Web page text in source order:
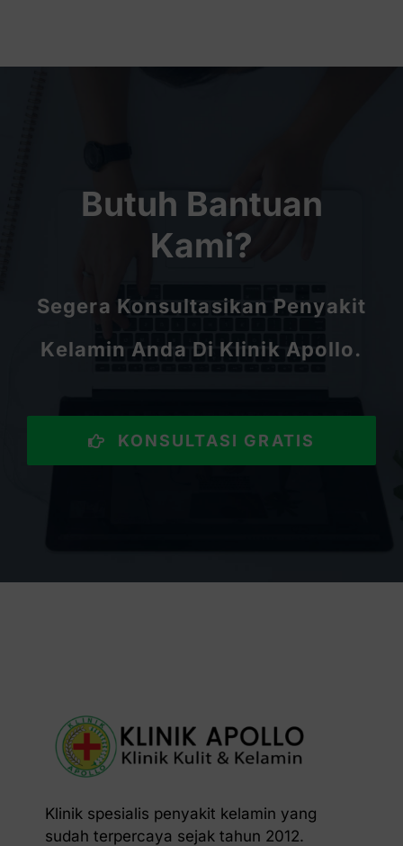
Butuh Bantuan
Kami?
Segera Konsultasikan Penyakit
Kelamin Anda Di Klinik Apollo.
KONSULTASI GRATIS
Klinik spesialis penyakit kelamin yang
sudah terpercaya sejak tahun 2012.